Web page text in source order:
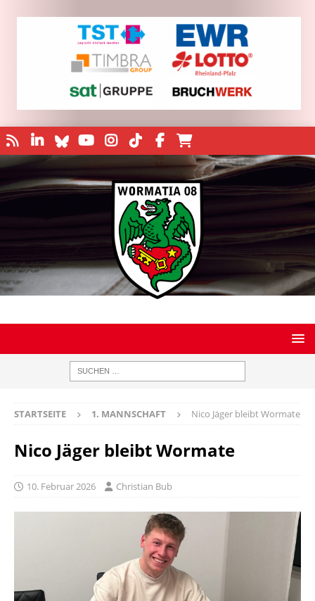
STARTSEITE 1. MANNSCHAFT Nico Jäger bleibt Wormate
Nico Jäger bleibt Wormate
10. Februar 2026 Christian Bub